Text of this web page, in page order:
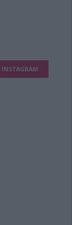
INSTAGRAM